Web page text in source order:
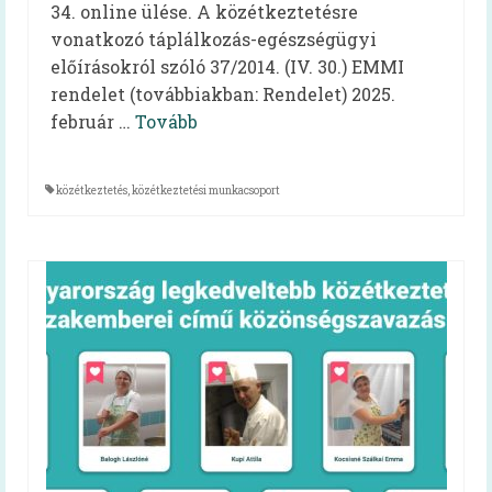
HAPPY-hét 2026
HAPPY-hét 2025
HAPPY-hét 2024
HAPPY-hét 2022
HAPPY-hét, 2020
HAPPY-hét, 2019
Előzmény (HAPPY, 2007)
Virtuális kiállítás
Kapcsolat
34. online ülése. A közétkeztetésre
vonatkozó táplálkozás-egészségügyi
előírásokról szóló 37/2014. (IV. 30.) EMMI
rendelet (továbbiakban: Rendelet) 2025.
február … Tovább
közétkeztetés,közétkeztetési munkacsoport